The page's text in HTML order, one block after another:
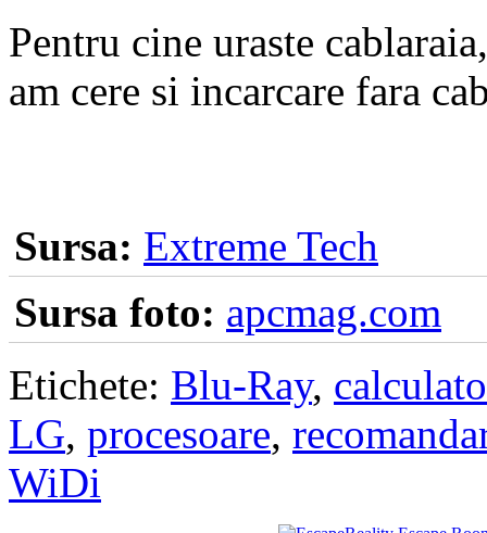
Pentru cine uraste
am cere si incarcare fara
Sursa: Extreme Tech
Sursa foto: apcmag.com
Etichete: Blu-Ray,
LG, procesoare,
WiDi